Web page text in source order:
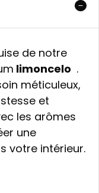
de notre
limoncelo .
méticuleux,
et
les arômes
une
votre intérieur.